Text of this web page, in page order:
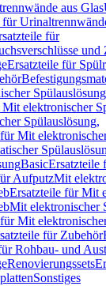
aus Glas
für
für
und
Ersatzteile für
elektronischer
Spülauslösung,
Mit
BasicErsatzteile
AufputzMit
Ersatzteile für Mit
Mit elektronischer
Mit
für Zubehör
Rohbau- und
Renovierungssets
Sonstiges